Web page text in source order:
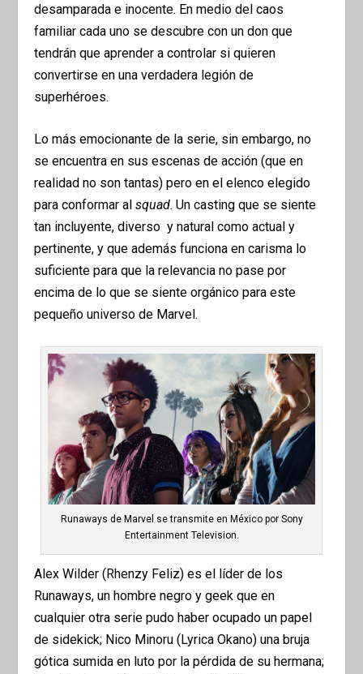
desamparada e inocente. En medio del caos
familiar cada uno se descubre con un don que
tendrán que aprender a controlar si quieren
convertirse en una verdadera legión de
superhéroes.
Lo más emocionante de la serie, sin embargo, no
se encuentra en sus escenas de acción (que en
realidad no son tantas) pero en el elenco elegido
para conformar alsquad. Un casting que se siente
tan incluyente, diverso y natural como actual y
pertinente, y que además funciona en carisma lo
suficiente para que la relevancia no pase por
encima de lo que se siente orgánico para este
pequeño universo de Marvel.
Runaways de Marvel se transmite en México por Sony
Entertainment Television.
Alex Wilder (Rhenzy Feliz) es el líder de los
Runaways, un hombre negro y geek que en
cualquier otra serie pudo haber ocupado un papel
de sidekick; Nico Minoru (Lyrica Okano) una bruja
gótica sumida en luto por la pérdida de su hermana;